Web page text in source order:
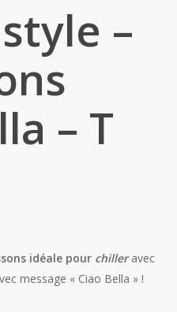
–
– T
idéale pour chiller avec
message « Ciao Bella » !